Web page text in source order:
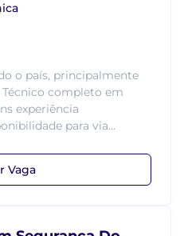
o país, principalmente
completo em
experiência
para via...
Vaga